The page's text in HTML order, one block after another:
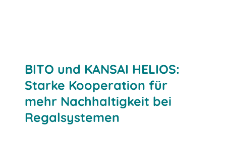
BITO und KANSAI HELIOS:
Starke Kooperation für
mehr Nachhaltigkeit bei
Regalsystemen